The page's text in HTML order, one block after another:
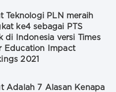
Teknologi PLN meraih
ke4 sebagai PTS
di Indonesia versi Times
Education Impact
2021
Adalah 7 Alasan Kenapa